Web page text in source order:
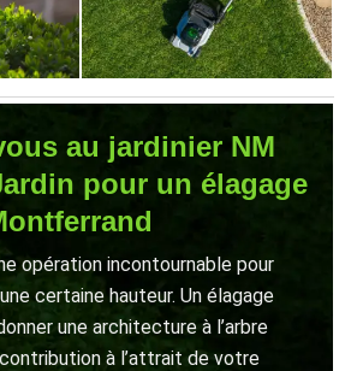
au jardinier NM
pour un élagage
opération incontournable pour
certaine hauteur. Un élagage
une architecture à l’arbre
à l’attrait de votre